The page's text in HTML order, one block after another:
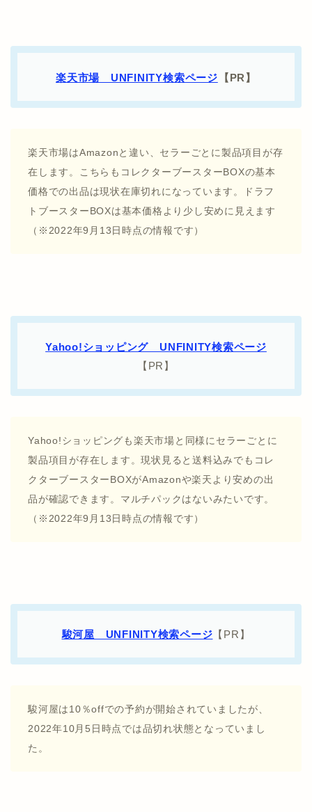
楽天市場 UNFINITY検索ページ 【PR】
楽天市場はAmazonと違い、セラーごとに製品項目が存
在します。こちらもコレクターブースターBOXの基本
価格での出品は現状在庫切れになっています。ドラフ
トブースターBOXは基本価格より少し安めに見えます
（※2022年9月13日時点の情報です）
Yahoo!ショッピング UNFINITY検索ページ
【PR】
Yahoo!ショッピングも楽天市場と同様にセラーごとに
製品項目が存在します。現状見ると送料込みでもコレ
クターブースターBOXがAmazonや楽天より安めの出
品が確認できます。マルチパックはないみたいです。
（※2022年9月13日時点の情報です）
駿河屋 UNFINITY検索ページ 【PR】
駿河屋は10％offでの予約が開始されていましたが、
2022年10月5日時点では品切れ状態となっていまし
た。